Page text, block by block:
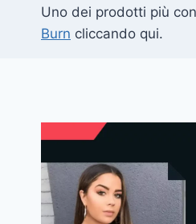
Uno dei prodotti più
Burn cliccando qui.